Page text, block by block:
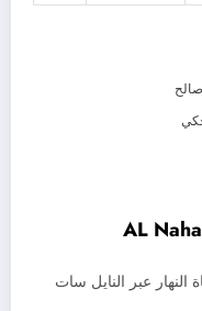
عبر النايل سات